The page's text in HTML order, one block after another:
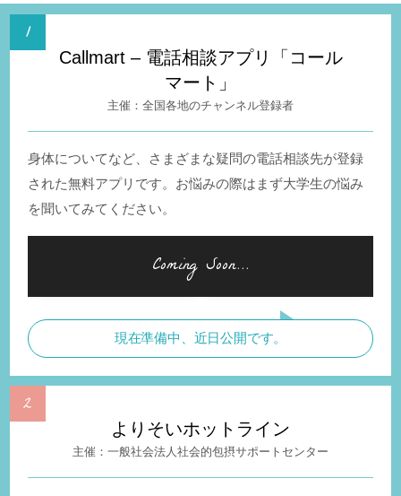
Callmart – 電話相談アプリ「コール
マート」
全国各地のチャンネル登録者
身体についてなど、さまざまな疑問の電話相談先が登録
された無料アプリです。お悩みの際はまず大学生の悩み
を聞いてみてください。
現在準備中、近日公開です。
よりそいホットライン
一般社会法人社会的包摂サポートセンター